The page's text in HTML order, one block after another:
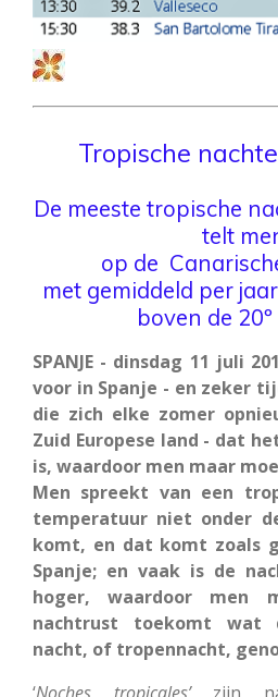
Tropische
De meeste tropische
telt
op de
met gemiddeld per
boven de
SPANJE - dinsdag 11 juli
voor in Spanje - en zeker
die zich elke zomer
Zuid Europese land - dat
is, waardoor men maar
Men spreekt van een
temperatuur niet onder
komt, en dat komt zoals
Spanje; en vaak is de
hoger, waardoor men
nachtrust toekomt wat
nacht, of tropennacht,